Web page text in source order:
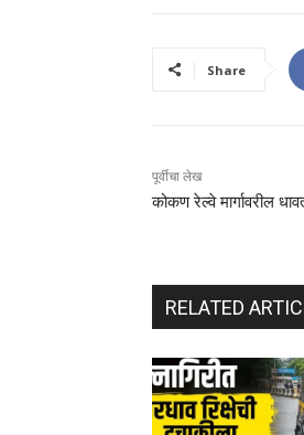
Share
पूर्वीचा लेख
कोकण रेल्वे मार्गावरील
RELATED